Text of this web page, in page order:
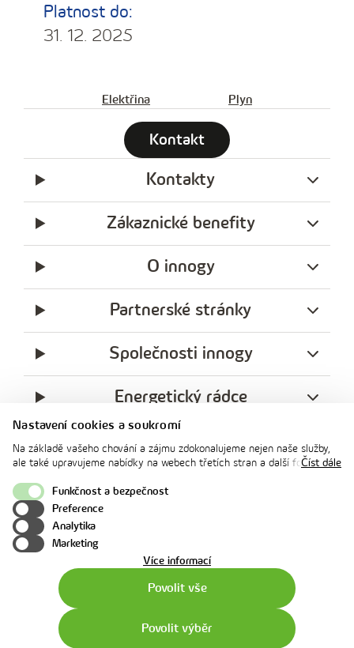
Nastavení cookies a soukromí
Na základě vašeho chování a zájmu zdokonalujeme nejen naše služby,
ale také upravujeme nabídky na webech třetích stran a další formy
souhlasu. Svoje nastavení můžete kdykoliv změnit v zápatí stránky v
„Nastavení soukromí". Více informací o tom, jak se soubory cookies a
osobními údaji pracujeme, včetně možností uplatnění vašich práv,
naleznete na webové stránce v sekci
Číst dále
Funkčnost a bezpečnost
Preference
Analytika
Marketing
Více informacío
Povolit vše
Povolit výběr
Platnost do:
31. 12. 2025
Elektřina Plyn
Kontakt
Kontakty
Zákaznické benefity
O innogy
Partnerské stránky
Společnosti innogy
Energetický rádce
Legislativa
Ochrana soukromí
facebook